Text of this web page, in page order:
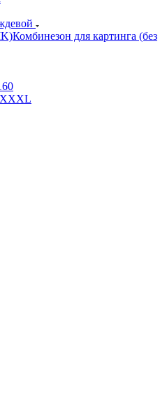
Комбинезон для картинга (без
XXXL